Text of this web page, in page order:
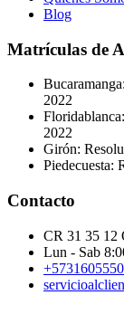
Blog
Matrículas de
2022
2022
Girón:
Piedecuesta:
Contacto
CR 31 35 12
Lun - Sab